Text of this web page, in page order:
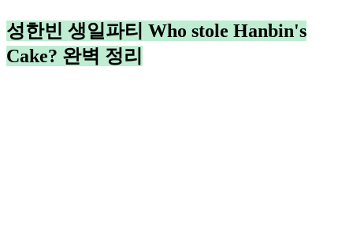
성한빈 생일파티 Who stole Hanbin's
Cake? 완벽 정리